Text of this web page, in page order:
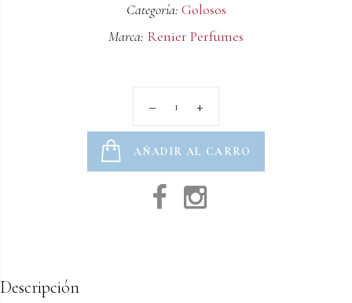
Categoría: Golosos
Marca: Renier Perfumes
AÑADIR AL CARRO
Descripción